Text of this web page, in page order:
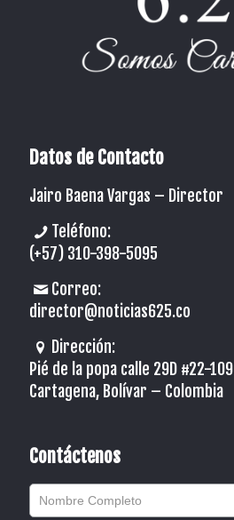
Datos de Contacto
Jairo Baena Vargas – Director
Teléfono:
(+57) 310-398-5095
Correo:
director@noticias625.co
Dirección:
Pié de la popa calle 29D #22-109
Cartagena, Bolívar – Colombia
Contáctenos